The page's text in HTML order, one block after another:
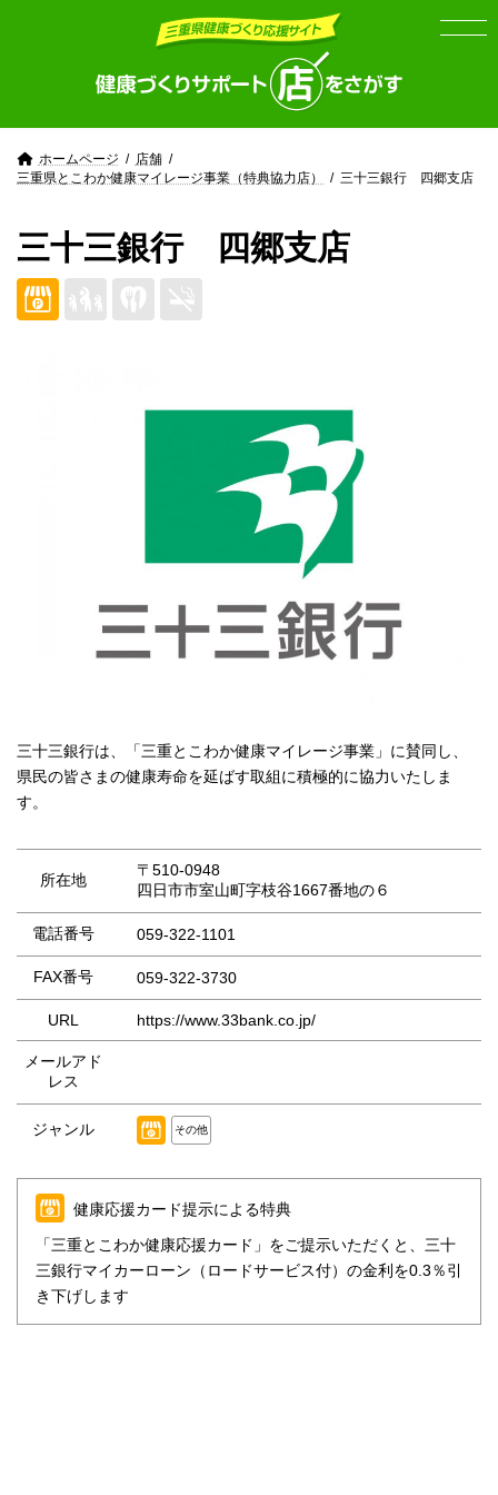
ホームページ
店舗
三重県とこわか健康マイレージ事業（特典協力店）
三十三銀行 四郷支店
三十三銀行 四郷支店
三十三銀行は、「三重とこわか健康マイレージ事業」に賛同し、
県民の皆さまの健康寿命を延ばす取組に積極的に協力いたしま
す。
所在地
〒510-0948
四日市市室山町字枝谷1667番地の６
電話番号 059-322-1101
FAX番号 059-322-3730
URL https://www.33bank.co.jp/
メールアド
レス
ジャンル その他
健康応援カード提示による特典
「三重とこわか健康応援カード」をご提示いただくと、三十
三銀行マイカーローン（ロードサービス付）の金利を0.3％引
き下げします